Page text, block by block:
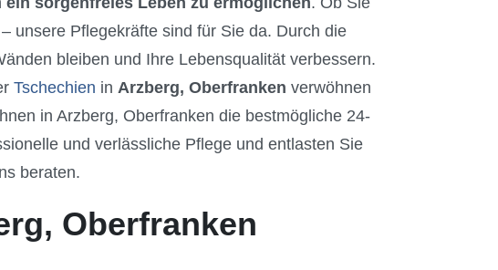
unsere Pflegekräfte sind für Sie da. Durch die
bleiben und Ihre Lebensqualität verbessern.
Tschechien in Arzberg, Oberfranken verwöhnen
in Arzberg, Oberfranken die bestmögliche 24-
und verlässliche Pflege und entlasten Sie
beraten.
Oberfranken